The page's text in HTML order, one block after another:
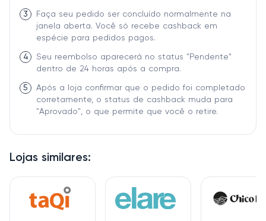
Lojas similares:
3
Faça seu pedido ser concluído normalmente na
janela aberta. Você só recebe cashback em
espécie para pedidos pagos.
4
Seu reembolso aparecerá no status "Pendente"
dentro de 24 horas após a compra.
5
Após a loja confirmar que o pedido foi completado
corretamente, o status de cashback muda para
"Aprovado", o que permite que você o retire.